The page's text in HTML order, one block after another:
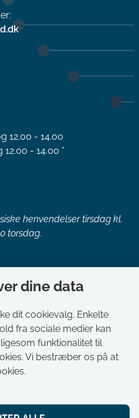
12.00 - 14.00
12.00 - 14.00 *
henvendelser tirsdag kl.
torsdag.
dine data
dit cookievalg. Enkelte
fra sociale medier kan
funktionalitet til
Vi bestræber os på at